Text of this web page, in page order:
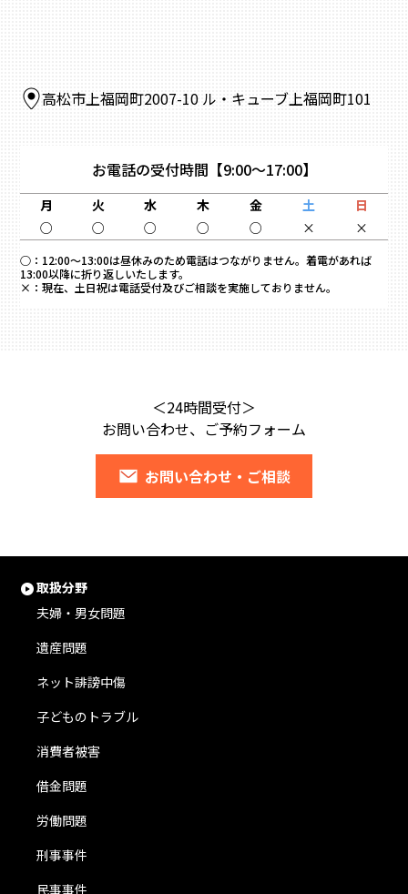
高松市上福岡町2007-10 ル・キューブ上福岡町101
お電話の受付時間 【9:00～17:00】
月 火 水 木 金 土
日
○
○ ○ ○ ○ × ×
○： 12:00～13:00は昼休みのため電話はつながりません。着電があれば
13:00以降に折り返しいたします。
×： 現在、土日祝は電話受付及びご相談を実施しておりません。
＜24時間受付＞
お問い合わせ、ご予約フォーム
お問い合わせ・ご相談
取扱分野
夫婦・男女問題
遺産問題
ネット誹謗中傷
子どものトラブル
消費者被害
借金問題
労働問題
刑事事件
民事事件